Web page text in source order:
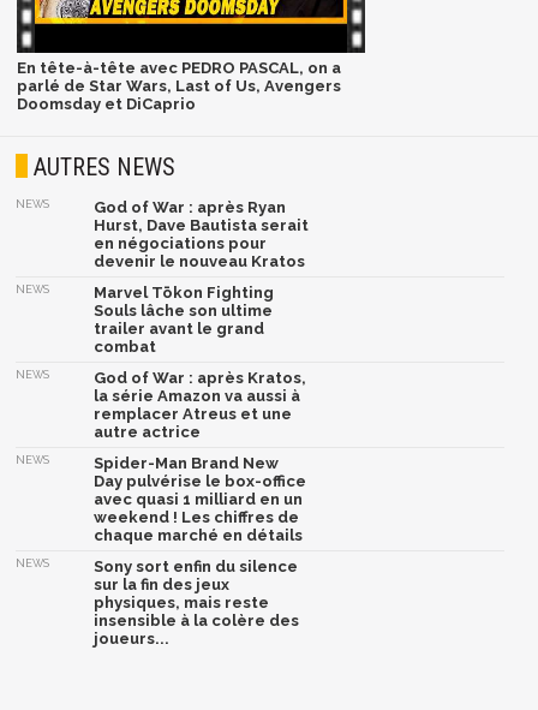
En tête-à-tête avec PEDRO PASCAL, on a
parlé de Star Wars, Last of Us, Avengers
Doomsday et DiCaprio
AUTRES NEWS
NEWS
God of War : après Ryan
Hurst, Dave Bautista serait
en négociations pour
devenir le nouveau Kratos
NEWS
Marvel Tōkon Fighting
Souls lâche son ultime
trailer avant le grand
combat
NEWS
God of War : après Kratos,
la série Amazon va aussi à
remplacer Atreus et une
autre actrice
NEWS
Spider-Man Brand New
Day pulvérise le box-office
avec quasi 1 milliard en un
weekend ! Les chiffres de
chaque marché en détails
NEWS
Sony sort enfin du silence
sur la fin des jeux
physiques, mais reste
insensible à la colère des
joueurs...